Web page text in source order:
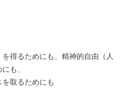
得るためにも、精神的自由（人
も、
取るためにも